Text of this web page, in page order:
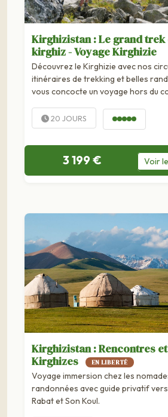
Kirghizistan : Le grand trek
kirghiz - Voyage Kirghizie
Découvrez le Kirghizie avec nos
itinéraires de trekking et belles
vous concocte un voyage hors du
20 JOURS
3 199 € Voirle
Kirghizistan : Rencontres
Kirghizes
EN LIBERTÉ
Voyage immersion chez les
randonnées avec guide privatif vers
Rabat et Son Koul.